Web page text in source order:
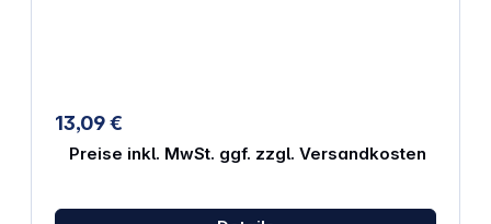
z.B. zum Schneiden von Holzpaneelen oder
13,09 €
Preise inkl. MwSt. ggf. zzgl. Versandkosten